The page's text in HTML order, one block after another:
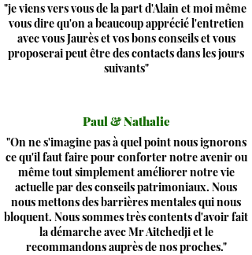
"je viens vers vous de la part d'Alain et moi même
vous dire qu'on a beaucoup apprécié l'entretien
avec vous Jaurès et vos bons conseils et vous
proposerai peut être des contacts dans les jours
suivants"
Paul & Nathalie
"On ne s'imagine pas à quel point nous ignorons
ce qu'il faut faire pour conforter notre avenir ou
même tout simplement améliorer notre vie
actuelle par des conseils patrimoniaux. Nous
nous mettons des barrières mentales qui nous
bloquent. Nous sommes très contents d'avoir fait
la démarche avec Mr Aitchedji et le
recommandons auprès de nos proches."